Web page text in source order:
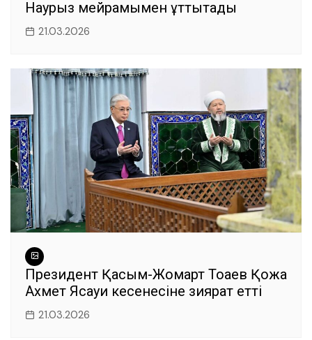
Наурыз мейрамымен құттықтады
21.03.2026
Президент Қасым-Жомарт Тоқаев Қожа
Ахмет Ясауи кесенесіне зиярат етті
21.03.2026